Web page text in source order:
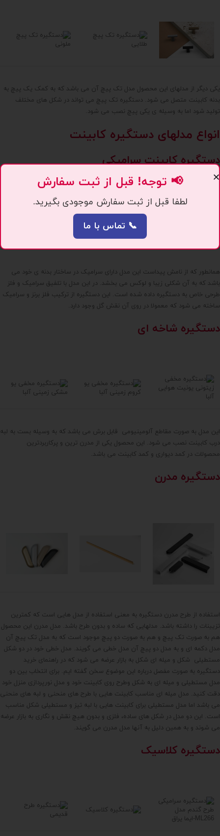
یکی دیگر از مدلهای این محصول مدل تک پیچ آن می باشد که به کمک یک پیچ به
بدنه کابینت متصل می شود. دستگیره تک پیچ می تواند در شکل های مختلف
تولید شود اما به وسیله ی یکی پیچ نصب می شود.
انواع مدلهای دستگیره کابینت
دستگیره کابینت سرامیکی
همانطور که از نامش پیداست این مدل دارای سرامیک در ساختار بدنه ی خود می
باشد که به آن شکلی زیبا و لوکس می بخشد. در این مدل با تلفیق سرامیک و فلز
طرحی خاص به دستگیره داده شده است. این دستگیره از ترکیب فلز برنز و سرامیک
ساخته می شود که معمولا در روی آن نقش گل وجود دارد.
دستگیره شاخه ای
این مدل به صورت مقاطع آلومینیومی قابل برش می باشد که به وسیله بست به لبه
درب کابینت نصب می شود. این محصول یکی از مدرن ترین و پرکاربردترین
محصولات در کمد دیواری و کمد کابینت می باشد.
دستگیره مدرن
استفاده از طرح مدرن دستگیره به معنی استفاده از مدل هایی است که کمترین
تزیینات را داشته باشد. مدلهایی که ساده و بدون طرح باشد. مدل مدرن این محصول
هم به صورت تک پیچ و هم به صورت دو پیچ موجود است که به مدل تک پیچ آن
مدل دکمه ای و به مدل دو پیچ آن مدل خطی می گویند. مدل خطی خود در دو شکل
مستطیلی شکل و میله ای شکل به بازار عرضه می شود که در راهنمای خرید
دستگیره به صورت مفصل درباره این موضوع سخن گفته ایم. برای انتخاب بین دو
مدل مستطیلی و میله ای به شکل وطرح روی کابینت خود و مدل نورپردازی منزل خود
دقت کنید. مدل میله ای مناسب کابینت هایی با طرح های منحنی و لبه های منحنی
می باشد اما مدل مستطیلی برای کابینت هایی با لبه تیز و مستطیلی شکل مناسب
است. این دو مدل در شکل های ساده، فلزی و بدون هیچ نقش و نگاری به بازار عرضه
می شوند و به همین دلیل به آنها مدل مدرن می گویند.
دستگیره کلاسیک
📢 توجه! قبل از ثبت سفارش
لطفا قبل از ثبت سفارش موجودی بگیرید.
📞 تماس با ما